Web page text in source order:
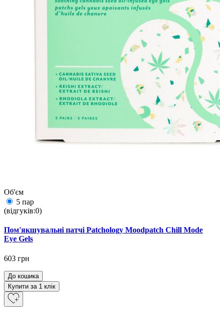
Об'єм
5 пар
(відгуків:0)
Пом'якшувальні патчі Patchology Moodpatch Chill Mode
Eye Gels
603 грн
До кошика
Купити за 1 клiк